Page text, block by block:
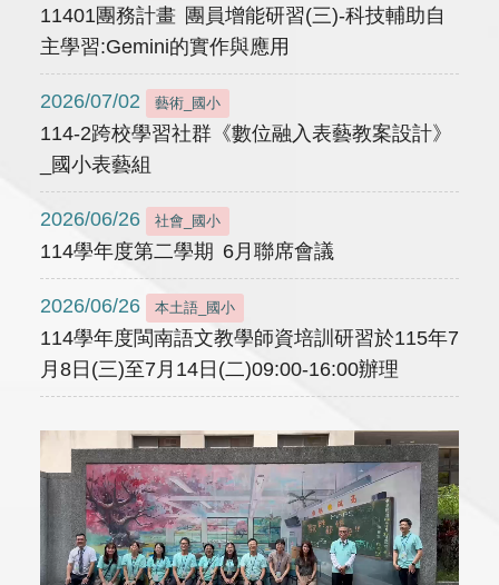
11401團務計畫 團員增能研習(三)-科技輔助自
主學習:Gemini的實作與應用
2026/07/02 藝術_國小
114-2跨校學習社群《數位融入表藝教案設計》
_國小表藝組
2026/06/26 社會_國小
114學年度第二學期 6月聯席會議
2026/06/26 本土語_國小
114學年度閩南語文教學師資培訓研習於115年7
月8日(三)至7月14日(二)09:00-16:00辦理